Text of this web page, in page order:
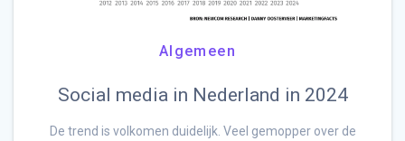
Algemeen
Social media in Nederland in 2024
De trend is volkomen duidelijk. Veel gemopper over de